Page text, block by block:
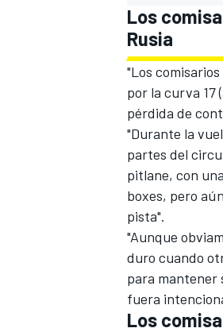
MÁS CATEGORÍAS
Los
Rusia
"Los
por la curva 17
pérdida de
"Durante la
partes del
pitlane, con
boxes, pero
pista".
"Aunque
duro cuando
para mantener
fuera
Los